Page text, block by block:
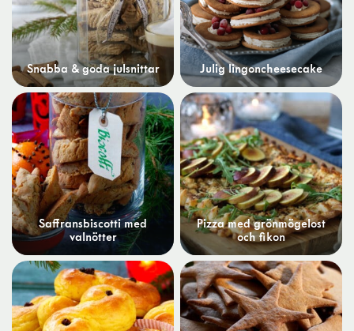
Snabba & goda julsnittar Julig lingoncheesecake
Saffransbiscotti med
valnötter
Pizza med grönmögelost
och fikon